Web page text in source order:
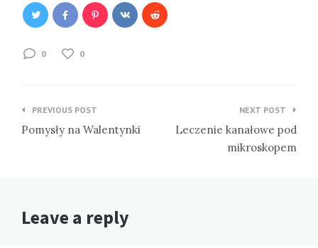
0 0
Nawigacja
wpisu
PREVIOUS POST
Pomysły na Walentynki
NEXT POST
Leczenie kanałowe pod
mikroskopem
Leave a reply